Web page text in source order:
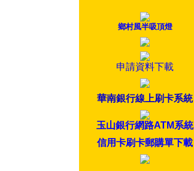
鄉村風半吸頂燈
申請資料下載
華南銀行線上刷卡系統
玉山銀行網路ATM系統
信用卡刷卡郵購單下載